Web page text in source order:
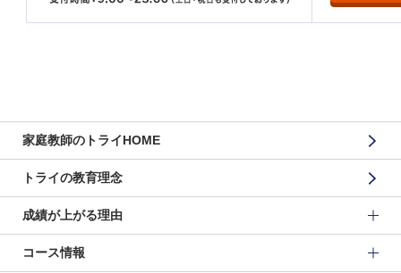
家庭教師のトライHOME
トライの教育理念
成績が上がる理由
コース情報